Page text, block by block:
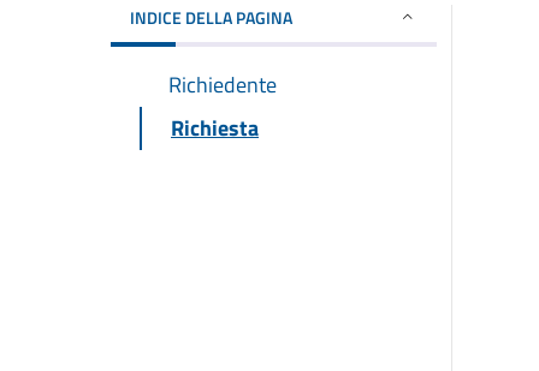
INDICE DELLA PAGINA
Richiedente
Richiesta